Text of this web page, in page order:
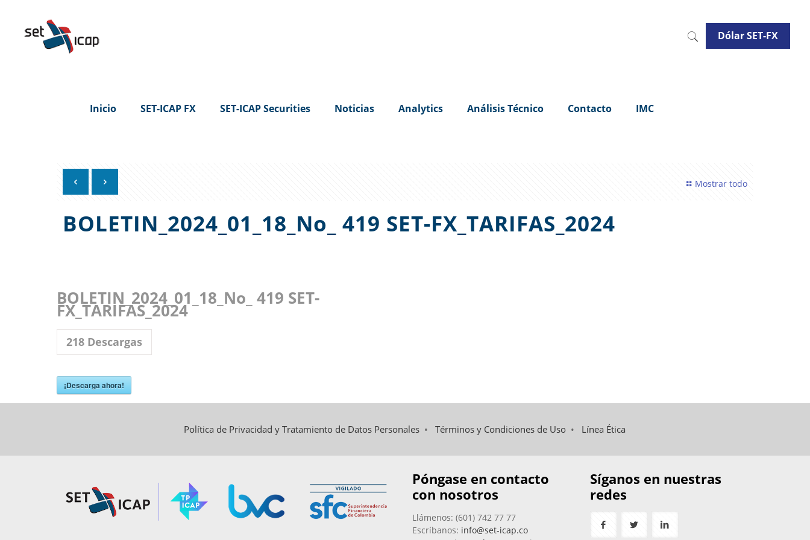
Inicio SET-ICAP FX SET-ICAP Securities Noticias Analytics Análisis Técnico Contacto IMC
Dólar SET-FX
Mostrar todo
BOLETIN_2024_01_18_No_ 419 SET-FX_TARIFAS_2024
BOLETIN_2024_01_18_No_ 419 SET-
FX_TARIFAS_2024
218Descargas
¡Descarga ahora!
Política de Privacidad y Tratamiento de Datos Personales •Términos y Condiciones de Uso • Línea Ética
Póngase en contacto
con nosotros
Llámenos: (601) 742 77 77
Escríbanos: info@set-icap.co
Síganos en nuestras
redes